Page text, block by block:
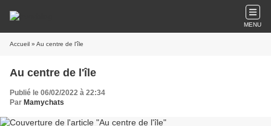
MENU
Accueil » Au centre de l'île
Au centre de l'île
Publié le 06/02/2022 à 22:34
Par Mamychats